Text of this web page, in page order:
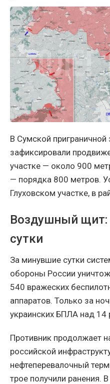
В Сумской
зафиксировали
участке — около 900
— порядка 800 метров.
Глуховском участке, в
Воздушный щит:
сутки
За минувшие сутки
обороны России
540 вражеских
аппаратов. Только за
украинских БПЛА над 14
Противник продолжает
российской
нефтеперевалочный
трое получили ранения.